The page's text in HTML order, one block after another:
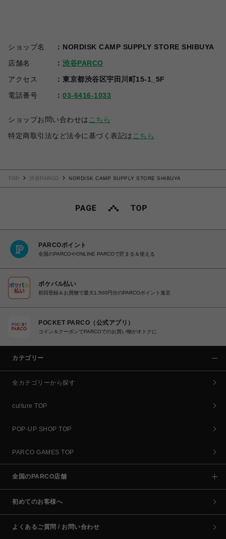
ショップ名
NORDISK CAMP SUPPLY STORE SHIBUYA
店舗名
渋谷PARCO
アクセス
東京都渋谷区宇田川町15-1_5F
電話番号
03-6416-1033
ショップお問い合わせは こちら
特定商取引法など法令に基づく表記は こちら
TOP 渋谷PARCO NORDISK CAMP SUPPLY STORE SHIBUYA
PARCOポイント
全国のPARCOやONLINE PARCOで貯まる＆使える
ポケパル払い
初回登録＆お買物で最大1,500円分のPARCOポイント進呈
POCKET PARCO（公式アプリ）
コイン＆クーポンでPARCOでのお買い物がオトクに
カテゴリー
全カテゴリーから探す
culture TOP
POP-UP SHOP TOP
PARCO GAMES TOP
全国のPARCO店舗
初めてのお客様へ
よくあるご質問 / お問い合わせ